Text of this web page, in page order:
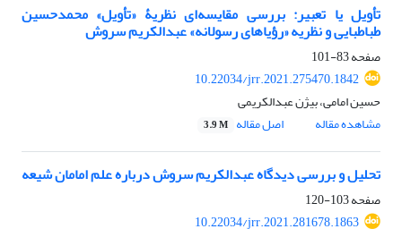
تأویل یا تعبیر: بررسی مقایسه‌ای نظریۀ «تأویل» محمدحسین
طباطبایی و نظریه «رؤیاهای رسولانه» عبدالکریم سروش
صفحه83-101
10.22034/jrr.2021.275470.1842
حسین امامی، بیژن عبدالکریمی
مشاهده مقاله
اصل مقاله 3.9 M
تحلیل و بررسی دیدگاه عبدالکریم سروش درباره علم امامان شیعه
صفحه103-120
10.22034/jrr.2021.281678.1863